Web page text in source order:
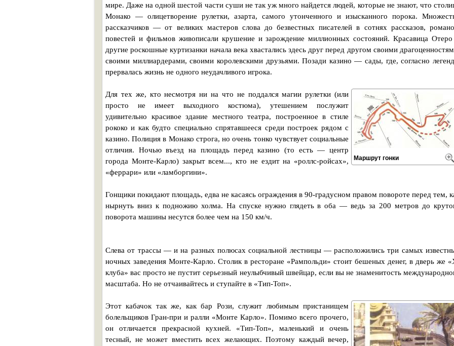
мире. Даже на одной шестой части суши не так уж много найдется людей, которые не знают, что
Монако — олицетворение рулетки, азарта, самого утонченного и изысканного порока.
рассказчиков — от великих мастеров слова до безвестных писателей в сотнях рассказов,
повестей и фильмов живописали крушение и зарождение миллионных состояний. Красавица
другие роскошные куртизанки начала века хвастались здесь друг перед другом своими
своими миллиардерами, своими королевскими друзьями. Позади казино — сады, где, согласно
прервалась жизнь не одного неудачливого игрока.
Маршрут гонки
Для тех же, кто несмотря ни на что не поддался магии рулетки (или
просто не имеет выходного костюма), утешением послужит
удивительно красивое здание местного театра, построенное в стиле
рококо и как будто специально спрятавшееся среди построек рядом с
казино. Полиция в Монако строга, но очень тонко чувствует социальные
отличия. Ночью въезд на площадь перед казино (то есть — центр
города Монте-Карло) закрыт всем..., кто не ездит на «роллс-ройсах»,
«феррари» или «ламборгини».
Гонщики покидают площадь, едва не касаясь ограждения в 90-градусном правом повороте перед тем,
нырнуть вниз к подножию холма. На спуске нужно глядеть в оба — ведь за 200 метров до
поворота машины несутся более чем на 150 км/ч.
Слева от трассы — и на разных полюсах социальной лестницы — расположились три самых
ночных заведения Монте-Карло. Столик в ресторане «Рампольди» стоит бешеных денег, в дверь же
клуба» вас просто не пустит серьезный неулыбчивый швейцар, если вы не знаменитость
масштаба. Но не отчаивайтесь и ступайте в «Тип-Топ».
Этот кабачок так же, как бар Рози, служит любимым пристанищем
болельщиков Гран-при и ралли «Монте Карло». Помимо всего прочего,
он отличается прекрасной кухней. «Тип-Топ», маленький и очень
тесный, не может вместить всех желающих. Поэтому каждый вечер,